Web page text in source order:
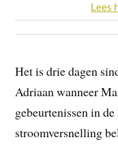
Lees
Het is drie dagen
Adriaan wanneer
gebeurtenissen in
stroomversnelling